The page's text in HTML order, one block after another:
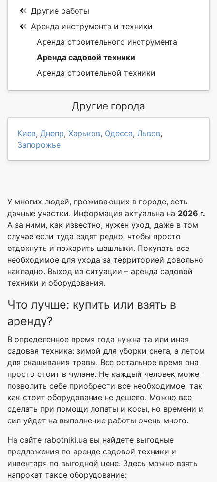
Другие работы
Аренда инструмента и техники
Аренда строительного инструмента
Аренда садовой техники
Аренда строительной техники
Другие города
Киев, Днепр, Харьков, Одесса, Львов,
Запорожье
У многих людей, проживающих в городе, есть
дачные участки. Информация актуальна на 2026 г.
А за ними, как известно, нужен уход, даже в том
случае если туда ездят редко, чтобы просто
отдохнуть и пожарить шашлыки. Покупать все
необходимое для ухода за территорией довольно
накладно. Выход из ситуации – аренда садовой
техники и оборудования.
Что лучше: купить или взять в
аренду?
В определенное время года нужна та или иная
садовая техника: зимой для уборки снега, а летом
для скашивания травы. Все остальное время она
просто стоит в чулане. Не каждый человек может
позволить себе приобрести все необходимое, так
как стоит оборудование не дешево. Можно все
сделать при помощи лопаты и косы, но времени и
сил уйдет на выполнение работы очень много.
На сайте rabotniki.ua вы найдете выгодные
предложения по аренде садовой техники и
инвентаря по выгодной цене. Здесь можно взять
напрокат такое оборудование: